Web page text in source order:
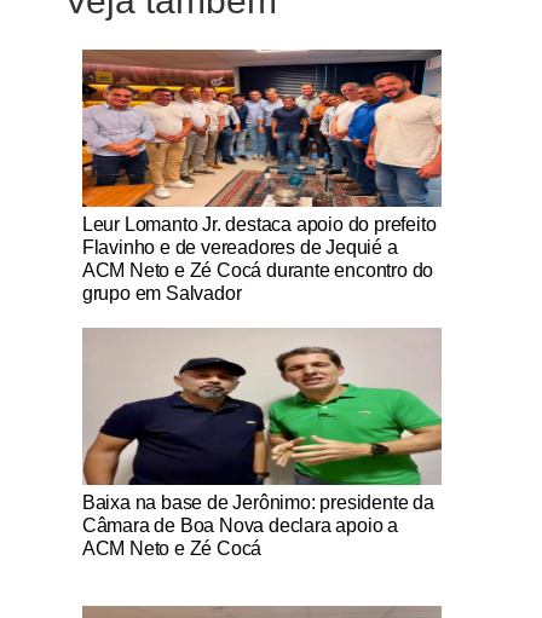
Notícias Católicas
Leur Lomanto Jr. destaca apoio do prefeito
Flavinho e de vereadores de Jequié a
ACM Neto e Zé Cocá durante encontro do
grupo em Salvador
Notícias Católicas
Baixa na base de Jerônimo: presidente da
Câmara de Boa Nova declara apoio a
ACM Neto e Zé Cocá